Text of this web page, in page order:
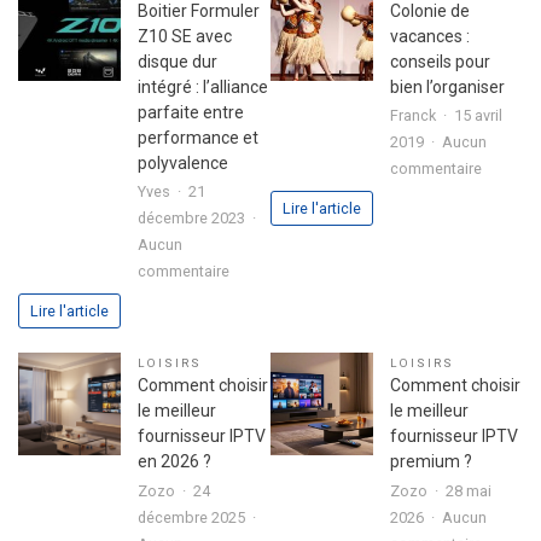
premier
investissement
immobilier
en
toute
Boitier Formuler
Z10 SE avec
disque dur
intégré : l’alliance
parfaite entre
performance et
polyvalence
Yves
21
décembre 2023
Aucun
commentairesur
SE
disque
:
Lire l'article
Colonie de
vacances :
conseils pour
bien l’organiser
Franck
15 avril
2019
Aucun
commentairesur
Lire l'article
LOISIRS
Comment choisir
le meilleur
fournisseur IPTV
en 2026 ?
Zozo
24
décembre 2025
LOISIRS
Comment choisir
le meilleur
fournisseur IPTV
premium ?
Zozo
28 mai
2026
Aucun